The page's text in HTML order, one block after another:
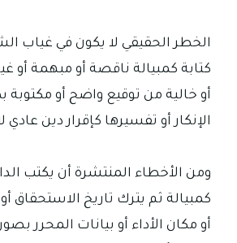
الخطر الحقيقي لا يكون في غياب
كتابة كمبيالة ناقصة أو مبهمة أو
أو خالية من توقيع واضح أو مكتوبة
الإنكار أو تفسيرها كإقرار دين عادي
ومن الأخطاء المنتشرة أن يكتب
كمبيالة ثم يترك تاريخ الاستحقاق
أو مكان الأداء أو بيانات المحرر